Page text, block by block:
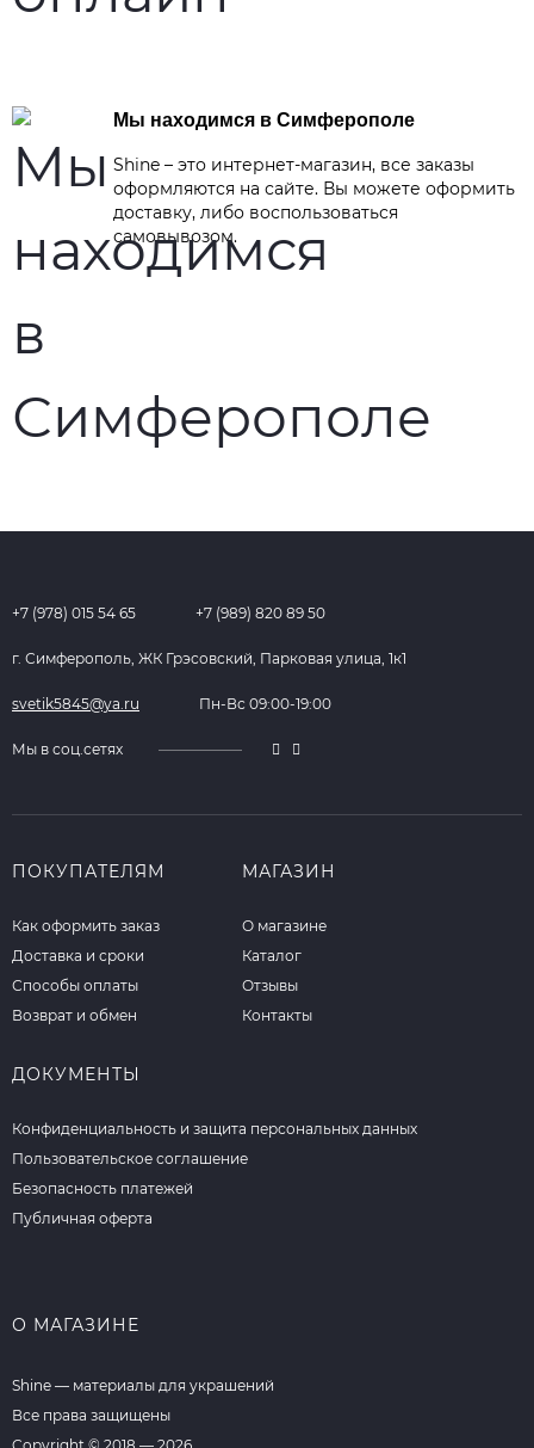
Мы находимся в Симферополе
Shine – это интернет-магазин, все заказы
оформляются на сайте. Вы можете оформить
доставку, либо воспользоваться
самовывозом.
+7 (978) 015 54 65 +7 (989) 820 89 50
г. Симферополь, ЖК Грэсовский, Парковая улица, 1к1
svetik5845@ya.ru Пн-Вс 09:00-19:00
Мы в соц.сетях
ПОКУПАТЕЛЯМ
Как оформить заказ
Доставка и сроки
Способы оплаты
Возврат и обмен
МАГАЗИН
О магазине
Каталог
Отзывы
Контакты
ДОКУМЕНТЫ
Конфиденциальность и защита персональных данных
Пользовательское соглашение
Безопасность платежей
Публичная оферта
О МАГАЗИНЕ
Shine — материалы для украшений
Все права защищены